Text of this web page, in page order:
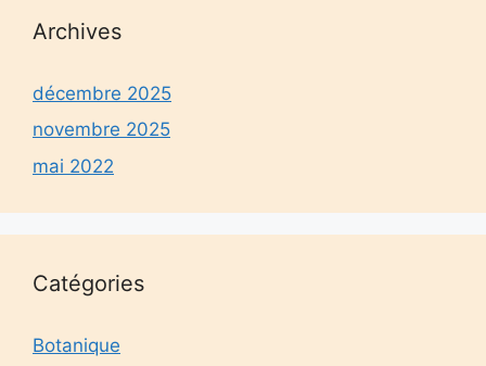
Archives
décembre 2025
novembre 2025
mai 2022
Catégories
Botanique